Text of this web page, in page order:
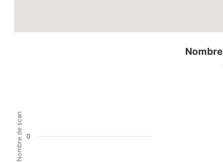
Nombre de scan 0